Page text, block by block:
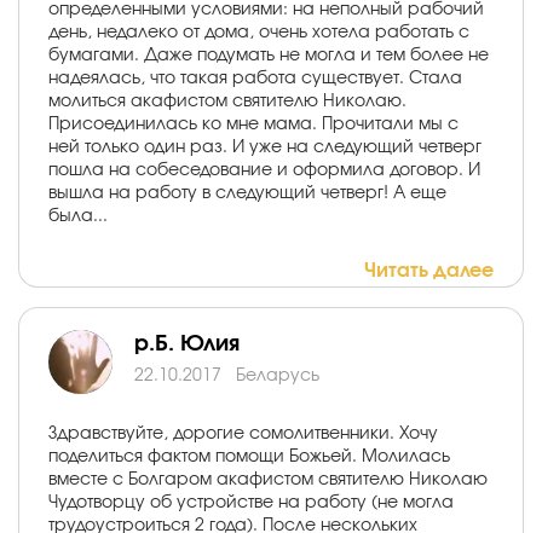
определенными условиями: на неполный рабочий
день, недалеко от дома, очень хотела работать с
бумагами. Даже подумать не могла и тем более не
надеялась, что такая работа существует. Стала
молиться акафистом святителю Николаю.
Присоединилась ко мне мама. Прочитали мы с
ней только один раз. И уже на следующий четверг
пошла на собеседование и оформила договор. И
вышла на работу в следующий четверг! А еще
была...
Читать далее
р.Б. Юлия
22.10.2017 Беларусь
Здравствуйте, дорогие сомолитвенники. Хочу
поделиться фактом помощи Божьей. Молилась
вместе с Болгаром акафистом святителю Николаю
Чудотворцу об устройстве на работу (не могла
трудоустроиться 2 года). После нескольких